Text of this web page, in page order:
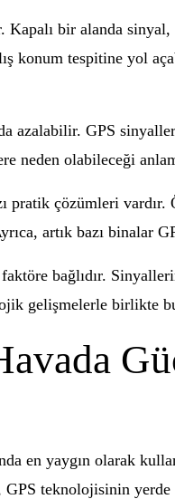
bir alanda
konum tespitine yol
azalabilir. GPS
neden olabileceği
pratik çözümleri
artık bazı binalar
bağlıdır.
gelişmelerle birlikte
en yaygın olarak
GPS teknolojisinin